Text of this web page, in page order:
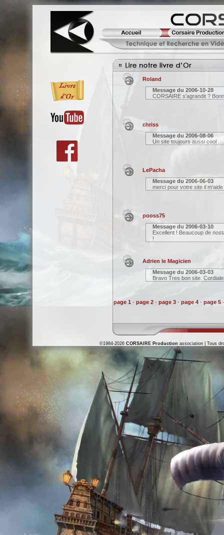
Roland
Message du 2006-10-28
CORSAIRE s'agrandit ?
chriss
Message du 2006-08-06
Un site toujours aussi cool
LePacha
Message du 2006-06-03
merci pour votre site il
pooss75
Message du 2006-03-10
Excellent ! Beaucoup de
!
Adrien le Magicien
Message du 2006-03-03
Bravo Tres bon site.
page 1 - page 2- page 3- page 4- page 5
©1984-2026 CORSAIRE Production association | Tous